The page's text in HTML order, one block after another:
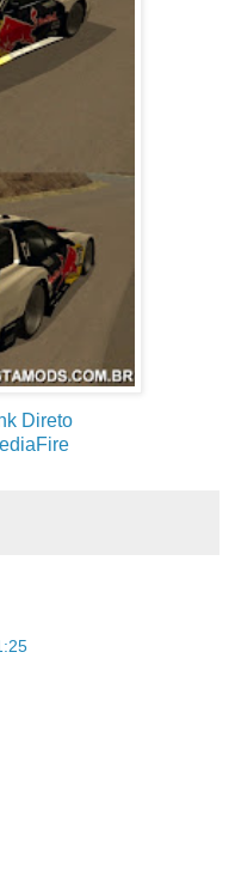
Direto